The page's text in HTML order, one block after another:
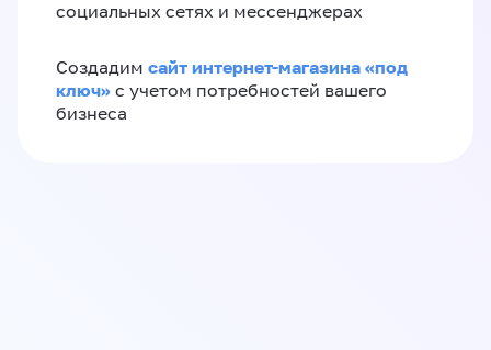
социальных сетях и мессенджерах
Создадим сайт интернет-магазина «под
ключ» с учетом потребностей вашего
бизнеса